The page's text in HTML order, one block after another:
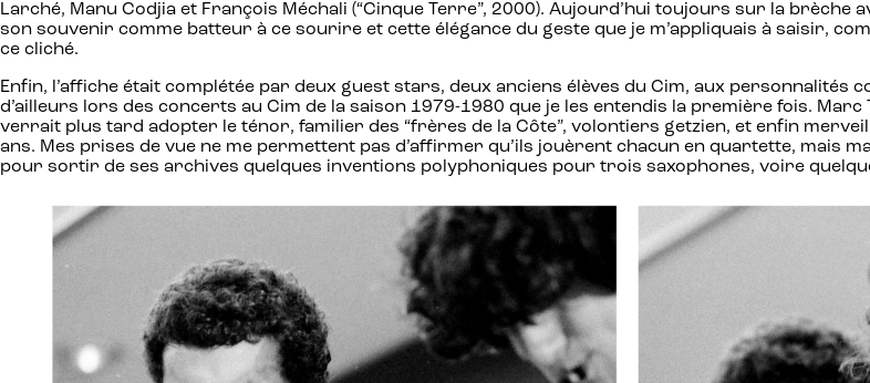
Larché, Manu Codjia et François Méchali (“Cinque Terre”, 2000). Aujourd’hui toujours sur la brèche
son souvenir comme batteur à ce sourire et cette élégance du geste que je m’appliquais à saisir,
ce cliché.
Enfin, l’affiche était complétée par deux guest stars, deux anciens élèves du Cim, aux
d’ailleurs lors des concerts au Cim de la saison 1979-1980 que je les entendis la première fois.
verrait plus tard adopter le ténor, familier des “frères de la Côte”, volontiers getzien, et enfin
ans. Mes prises de vue ne me permettent pas d’affirmer qu’ils jouèrent chacun en quartette, mais
pour sortir de ses archives quelques inventions polyphoniques pour trois saxophones, voire